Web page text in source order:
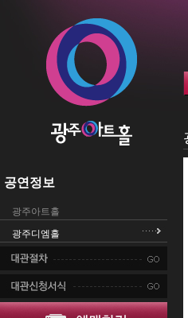
공연정보
광주아트홀
광주디엠홀